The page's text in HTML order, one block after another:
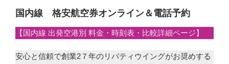
国内線 格安航空券オンライン＆電話予約
【国内線 出発空港別 料金・時刻表・比較詳細ページ】
安心と信頼で創業2７年のリバティウイングがお奨めする